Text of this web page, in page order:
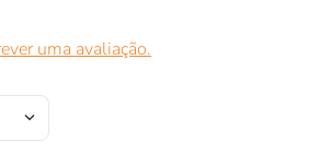
uma avaliação.